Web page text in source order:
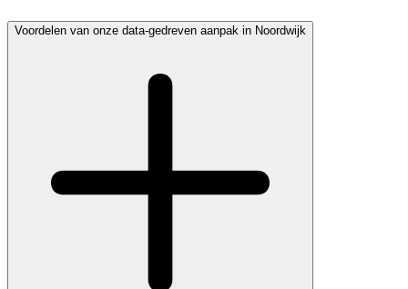
Voordelen van onze data-gedreven aanpak in Noordwijk